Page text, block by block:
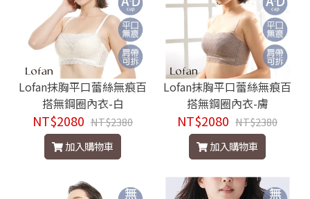
Lofan抹胸平口蕾絲無痕百
搭無鋼圈內衣-白
NT$2080 NT$2380
加入購物車
Lofan抹胸平口蕾絲無痕百
搭無鋼圈內衣-膚
NT$2080 NT$2380
加入購物車